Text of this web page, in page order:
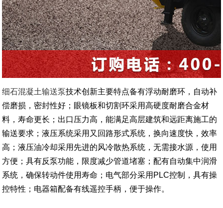
细石混凝土输送泵技术创新主要特点备有浮动耐磨环，自动补
偿磨损，密封性好；眼镜板和切割环采用高硬度耐磨合金材
料，寿命更长；出口压力高，能满足高层建筑和远距离施工的
输送要求；液压系统采用又回路形式系统，换向速度快，效率
高；液压油冷却采用先进的风冷散热系统，无需接水源，使用
方便；具有反泵功能，限度减少管道堵塞；配有自动集中润滑
系统，确保转动件使用寿命；电气部分采用PLC控制，具有操
控特性；电器箱配备有线遥控手柄，便于操作。